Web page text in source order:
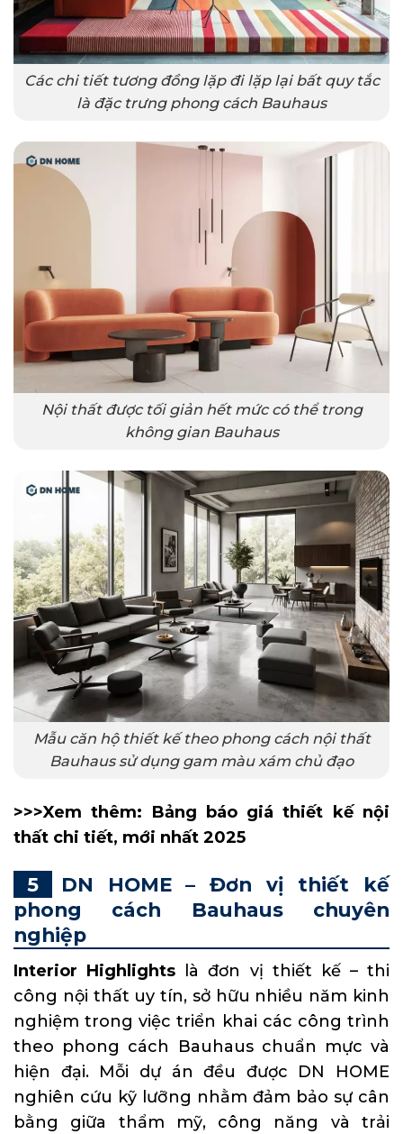
Các chi tiết tương đồng lặp đi lặp lại bất quy tắc
là đặc trưng phong cách Bauhaus
Nội thất được tối giản hết mức có thể trong
không gian Bauhaus
Mẫu căn hộ thiết kế theo phong cách nội thất
Bauhaus sử dụng gam màu xám chủ đạo
>>>Xem thêm: Bảng báo giá thiết kế nội
thất chi tiết, mới nhất 2025
DN HOME – Đơn vị thiết kế
phong cách Bauhaus chuyên
nghiệp
Interior Highlights là đơn vị thiết kế – thi
công nội thất uy tín, sở hữu nhiều năm kinh
nghiệm trong việc triển khai các công trình
theo phong cách Bauhaus chuẩn mực và
hiện đại. Mỗi dự án đều được DN HOME
nghiên cứu kỹ lưỡng nhằm đảm bảo sự cân
bằng giữa thẩm mỹ, công năng và trải